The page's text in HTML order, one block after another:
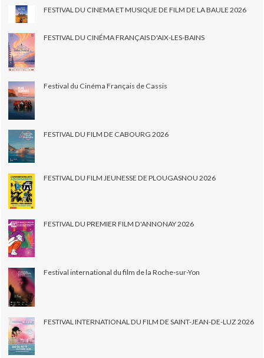
FESTIVAL DU CINEMA ET MUSIQUE DE FILM DE LA BAULE 2026
FESTIVAL DU CINÉMA FRANÇAIS D'AIX-LES-BAINS
Festival du Cinéma Français de Cassis
FESTIVAL DU FILM DE CABOURG 2026
FESTIVAL DU FILM JEUNESSE DE PLOUGASNOU 2026
FESTIVAL DU PREMIER FILM D'ANNONAY 2026
Festival international du film de la Roche-sur-Yon
FESTIVAL INTERNATIONAL DU FILM DE SAINT-JEAN-DE-LUZ 2026